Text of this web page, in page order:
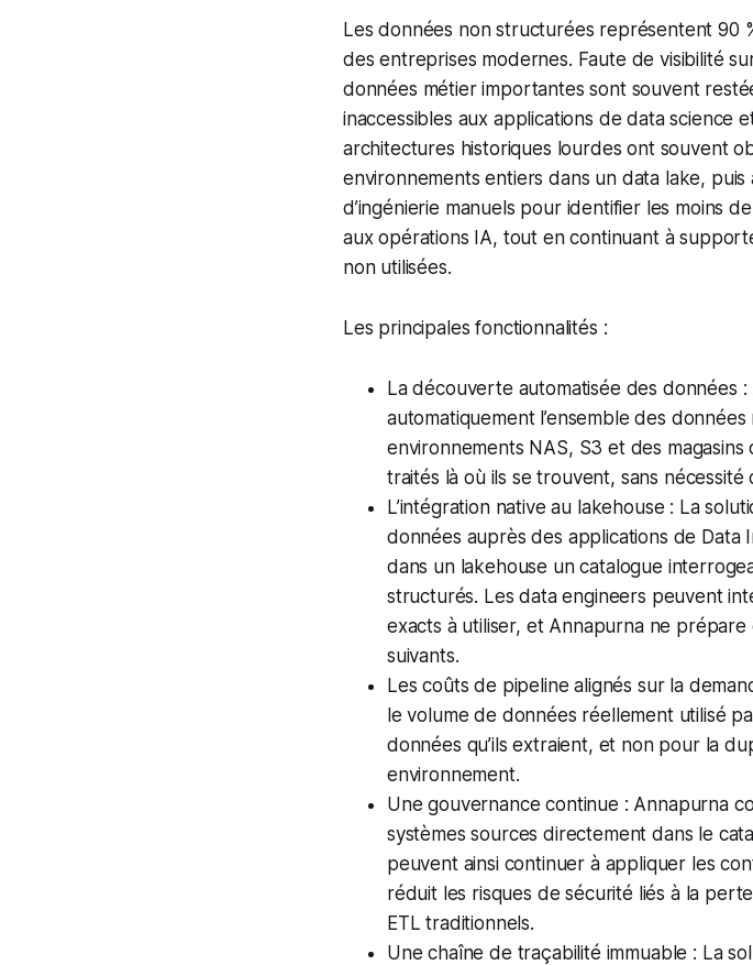
Les données non structurées représentent 90
des entreprises modernes. Faute de visibilité
données métier importantes sont souvent
inaccessibles aux applications de data science
architectures historiques lourdes ont souvent
environnements entiers dans un data lake,
d’ingénierie manuels pour identifier les moins
aux opérations IA, tout en continuant à
non utilisées.
Les principales fonctionnalités :
La découverte automatisée des données
automatiquement l’ensemble des
environnements NAS, S3 et des
traités là où ils se trouvent, sans
L’intégration native au lakehouse : La
données auprès des applications de
dans un lakehouse un catalogue
structurés. Les data engineers peuvent
exacts à utiliser, et Annapurna ne
suivants.
Les coûts de pipeline alignés sur la
le volume de données réellement utilisé
données qu’ils extraient, et non pour la
environnement.
Une gouvernance continue : Annapurna
systèmes sources directement dans le
peuvent ainsi continuer à appliquer les
réduit les risques de sécurité liés à la
ETL traditionnels.
Une chaîne de traçabilité immuable : La